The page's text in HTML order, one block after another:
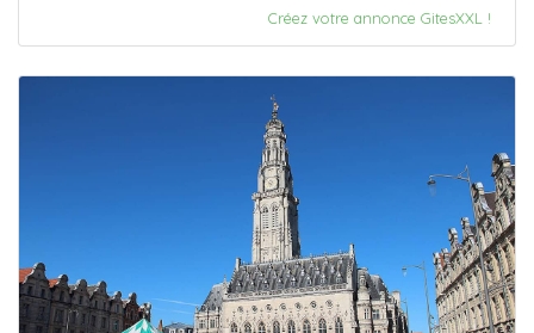
Créez votre annonce GitesXXL !